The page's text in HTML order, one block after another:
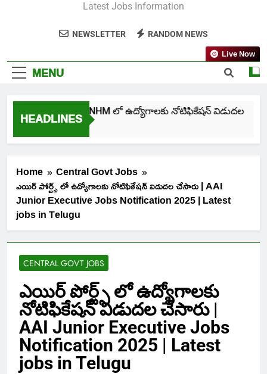
Latest Jobs Information
NEWSLETTER RANDOM NEWS
MENU
Live Now
HEADLINES
తెలంగాణ NHM లో ఉద్యోగాలకు నోటిఫికేషన్ విడుదల
Home
Central Govt Jobs
ఎయిర్ పోర్ట్స్ లో ఉద్యోగాలకు నోటిఫికేషన్ విడుదల చేసారు | AAI
Junior Executive Jobs Notification 2025 | Latest
jobs in Telugu
CENTRAL GOVT JOBS
ఎయిర్ పోర్ట్స్ లో ఉద్యోగాలకు
నోటిఫికేషన్ విడుదల చేసారు |
AAI Junior Executive Jobs
Notification 2025 | Latest
jobs in Telugu